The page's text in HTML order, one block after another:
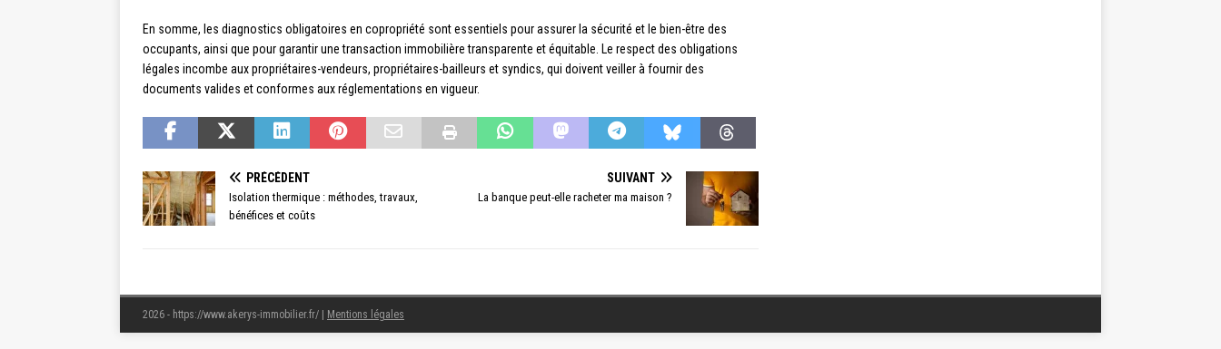
En somme, les diagnostics obligatoires en copropriété sont essentiels pour assurer la sécurité et le bien-être des
occupants, ainsi que pour garantir une transaction immobilière transparente et équitable. Le respect des obligations
légales incombe aux propriétaires-vendeurs, propriétaires-bailleurs et syndics, qui doivent veiller à fournir des
documents valides et conformes aux réglementations en vigueur.
PRÉCÉDENT
Isolation thermique : méthodes, travaux,
bénéfices et coûts
SUIVANT
La banque peut-elle racheter ma maison ?
2026 - https://www.akerys-immobilier.fr/ Mentions légales